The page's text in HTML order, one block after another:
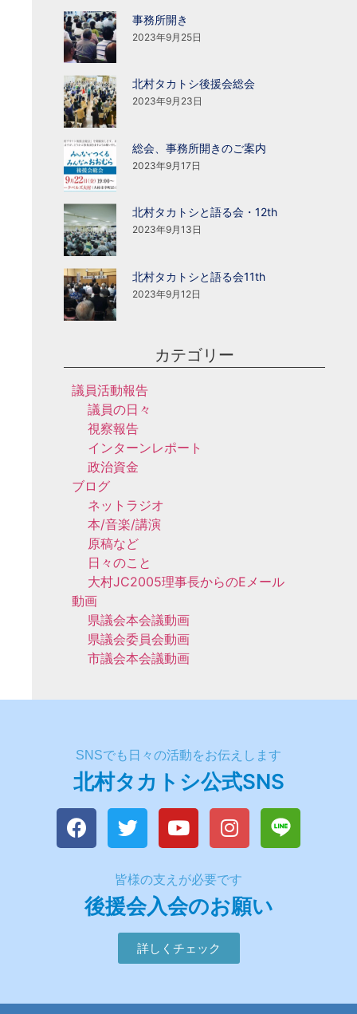
事務所開き
2023年9月25日
北村タカトシ後援会総会
2023年9月23日
総会、事務所開きのご案内
2023年9月17日
北村タカトシと語る会・12th
2023年9月13日
北村タカトシと語る会11th
2023年9月12日
カテゴリー
議員活動報告
議員の日々
視察報告
インターンレポート
政治資金
ブログ
ネットラジオ
本/音楽/講演
原稿など
日々のこと
大村JC2005理事長からのEメール
動画
県議会本会議動画
県議会委員会動画
市議会本会議動画
北村タカトシ公式SNS
SNSでも日々の活動をお伝えします
後援会入会のお願い
皆様の支えが必要です
詳しくチェック